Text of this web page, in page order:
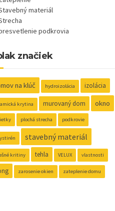
materiál
podkrovia
značiek
na klúč hydroizolácia izolácia
krytina murovaný dom okno
plochá strecha podkrovie
stavebný materiál
kritiny tehla VELUX vlastnosti
zarosenie okien zateplenie domu